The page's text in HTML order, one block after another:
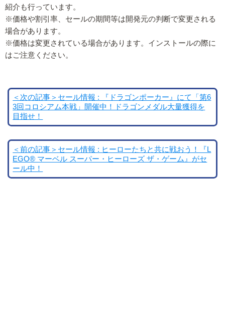
紹介も行っています。
※価格や割引率、セールの期間等は開発元の判断で変更される
場合があります。
※価格は変更されている場合があります。インストールの際に
はご注意ください。
＜次の記事＞セール情報 : 『ドラゴンポーカー』にて「第6
3回コロシアム本戦」開催中！ドラゴンメダル大量獲得を
目指せ！
＜前の記事＞セール情報 : ヒーローたちと共に戦おう！『L
EGO® マーベル スーパー・ヒーローズ ザ・ゲーム』がセ
ール中！